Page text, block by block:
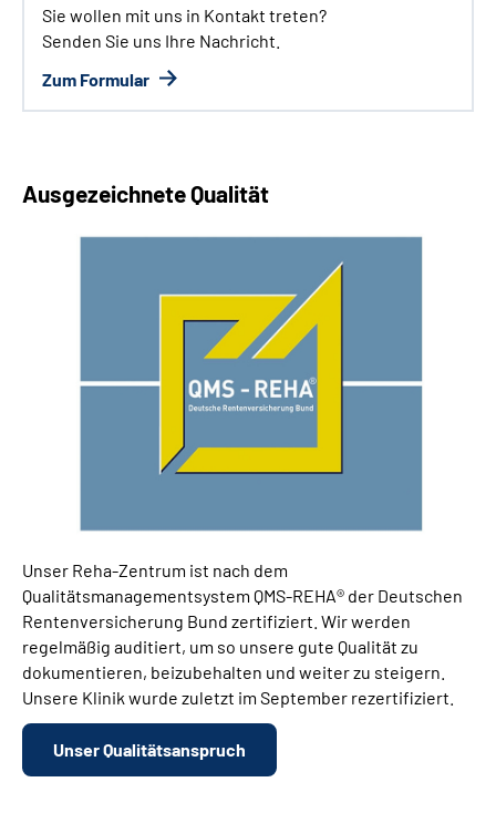
Sie wollen mit uns in Kontakt treten?
Senden Sie uns Ihre Nachricht.
Zum Formular
Ausgezeichnete Qualität
Unser Reha-Zentrum ist nach dem
Qualitätsmanagementsystem QMS-REHA® der Deutschen
Rentenversicherung Bund zertifiziert. Wir werden
regelmäßig auditiert, um so unsere gute Qualität zu
dokumentieren, beizubehalten und weiter zu steigern.
Unsere Klinik wurde zuletzt im September rezertifiziert.
Unser Qualitätsanspruch